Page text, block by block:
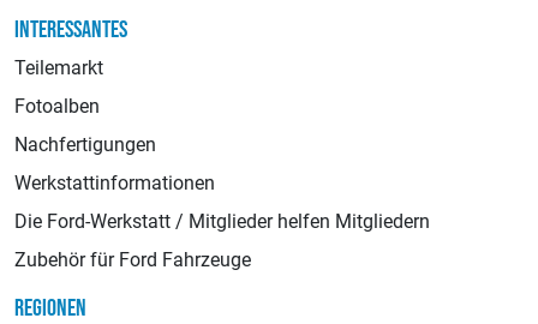
INTERESSANTES
Teilemarkt
Fotoalben
Nachfertigungen
Werkstattinformationen
Die Ford-Werkstatt / Mitglieder helfen Mitgliedern
Zubehör für Ford Fahrzeuge
REGIONEN